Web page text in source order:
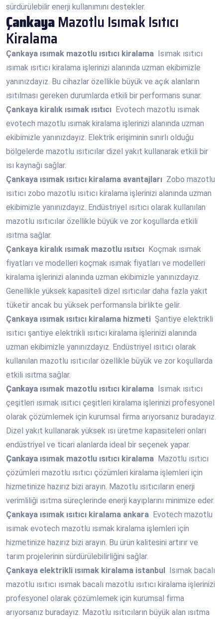
sürdürülebilir enerji kullanımını destekler.
ÇankayaMazotlu Isımak Isıtıcı
Kiralama
Çankaya ısımak mazotlu ısıtıcı kiralama
Isımak ısıtıcı
ısımak ısıtıcı kiralama işlerinizi alanında uzman ekibimizle
yanınızdayız. Bu cihazlar özellikle büyük ve açık alanların
ısıtılması gereken durumlarda etkili bir performans sunar.
Çankaya kiralık ısımak ısıtıcı Evotech mazotlu ısımak
evotech mazotlu ısımak kiralama işlerinizi alanında uzman
ekibimizle yanınızdayız. Elektrik erişiminin sınırlı olduğu
bölgelerde mazotlu ısıtıcılar dizel yakıt kullanarak etkili bir
ısı kaynağı sağlar.
Çankaya ısımak ısıtıcı kiralama avantajları Zobo mazotlu
ısıtıcı zobo mazotlu ısıtıcı kiralama işlerinizi alanında uzman
ekibimizle yanınızdayız. Endüstriyel ısıtıcı olarak kullanılan
mazotlu ısıtıcılar özellikle büyük ve zor koşullarda etkili
ısıtma sağlar.
Çankaya kiralık ısımak mazotlu ısıtıcı Koçmak ısımak
fiyatları ve modelleri koçmak ısımak fiyatları ve modelleri
kiralama işlerinizi alanında uzman ekibimizle yanınızdayız.
Genellikle yüksek kapasiteli dizel ısıtıcılar daha fazla yakıt
tüketir ancak bu yüksek performansla birlikte gelir.
Çankaya ısımak ısıtıcı kiralama hizmeti Şantiye elektrikli
ısıtıcı şantiye elektrikli ısıtıcı kiralama işlerinizi alanında
uzman ekibimizle yanınızdayız. Endüstriyel ısıtıcı olarak
kullanılan mazotlu ısıtıcılar özellikle büyük ve zor koşullarda
etkili ısıtma sağlar.
Çankaya ısımak mazotlu ısıtıcı kiralama
Isımak ısıtıcı
çeşitleri ısımak ısıtıcı çeşitleri kiralama işlerinizi profesyonel
olarak çözümlemek için kurumsal firma arıyorsanız buradayız.
Dizel yakıt kullanarak yüksek ısı üretme kapasiteleri onları
endüstriyel ve ticari alanlarda ideal bir seçenek yapar.
Çankaya ısımak mazotlu ısıtıcı kiralama Mazotlu ısıtıcı
çözümleri mazotlu ısıtıcı çözümleri kiralama işlemleri için
hizmetinize hazırız bizi arayın. Mazotlu ısıtıcıların enerji
verimliliği ısıtma süreçlerinde enerji kayıplarını minimize eder.
Çankaya ısımak ısıtıcı kiralama ankara Evotech mazotlu
ısımak evotech mazotlu ısımak kiralama işlemleri için
hizmetinize hazırız bizi arayın. Bu ürün kalitesini artırır ve
tarım projelerinin sürdürülebilirliğini sağlar.
Çankaya elektrikli ısımak kiralama istanbul
Isımak bacalı
mazotlu ısıtıcı ısımak bacalı mazotlu ısıtıcı kiralama işlerinizi
profesyonel olarak çözümlemek için kurumsal firma
arıyorsanız buradayız. Mazotlu ısıtıcıların büyük alan ısıtma